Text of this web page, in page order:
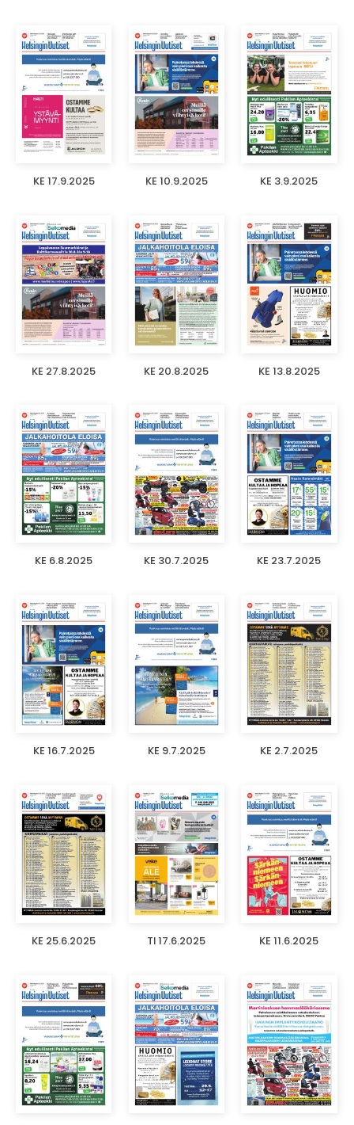
KE 17.9.2025 KE 10.9.2025 KE 3.9.2025
KE 27.8.2025 KE 20.8.2025 KE 13.8.2025
KE 6.8.2025 KE 30.7.2025 KE 23.7.2025
KE 16.7.2025 KE 9.7.2025 KE 2.7.2025
KE 25.6.2025 TI 17.6.2025 KE 11.6.2025